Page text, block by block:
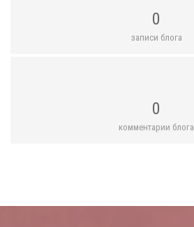
0
записи блога
0
комментарии блога